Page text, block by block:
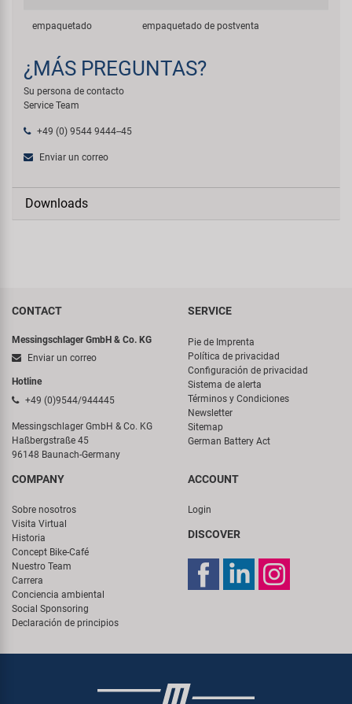
empaquetado empaquetado de postventa
¿MÁS PREGUNTAS?
Su persona de contacto
Service Team
+49 (0) 9544 9444--45
Enviar un correo
Downloads
CONTACT
Messingschlager GmbH & Co. KG
Enviar un correo
Hotline
+49 (0)9544/944445
Messingschlager GmbH & Co. KG
Haßbergstraße 45
96148 Baunach-Germany
SERVICE
Pie de Imprenta
Política de privacidad
Configuración de privacidad
Sistema de alerta
Términos y Condiciones
Newsletter
Sitemap
German Battery Act
COMPANY
Sobre nosotros
Visita Virtual
Historia
Concept Bike-Café
Nuestro Team
Carrera
Conciencia ambiental
Social Sponsoring
Declaración de principios
ACCOUNT
Login
DISCOVER